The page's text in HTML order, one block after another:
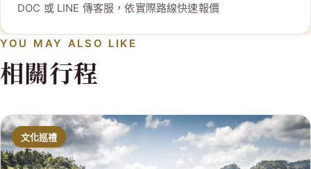
DOC 或 LINE 傳客服，依實際路線快速報價
YOU MAY ALSO LIKE
相關行程
文化巡禮